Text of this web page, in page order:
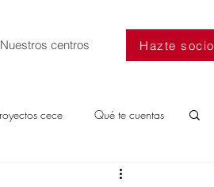
Nuestros centros Hazte socio
cece Qué te cuentas